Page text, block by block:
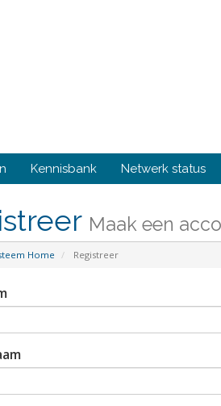
Kennisbank Netwerk status
Maak een
Home Registreer